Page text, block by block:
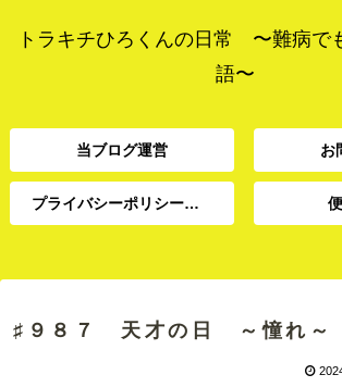
トラキチひろくんの日常 〜難病で
語〜
当ブログ運営 お
プライバシーポリシー、免責事項
♯９８７ 天才の日 ～憧れ～